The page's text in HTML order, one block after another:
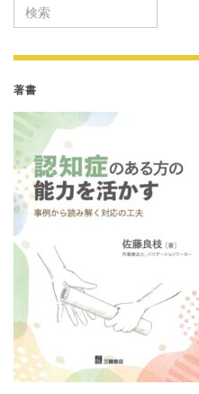
Search for:
著書